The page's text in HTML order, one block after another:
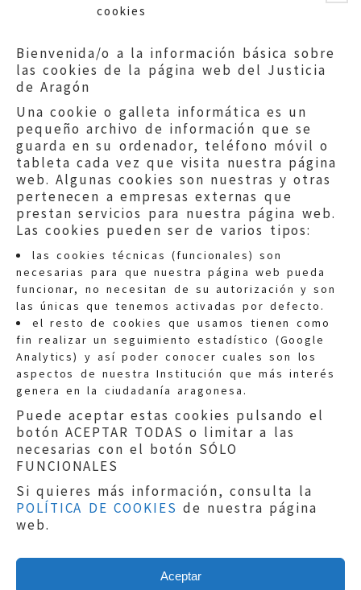
cookies
Bienvenida/o a la información básica sobre
las cookies de la página web del Justicia
de Aragón
Una cookie o galleta informática es un
pequeño archivo de información que se
guarda en su ordenador, teléfono móvil o
tableta cada vez que visita nuestra página
web. Algunas cookies son nuestras y otras
pertenecen a empresas externas que
prestan servicios para nuestra página web.
Las cookies pueden ser de varios tipos:
las cookies técnicas (funcionales) son
necesarias para que nuestra página web pueda
funcionar, no necesitan de su autorización y son
las únicas que tenemos activadas por defecto.
el resto de cookies que usamos tienen como
fin realizar un seguimiento estadístico (Google
Analytics) y así poder conocer cuales son los
aspectos de nuestra Institución que más interés
genera en la ciudadanía aragonesa.
Puede aceptar estas cookies pulsando el
botón ACEPTAR TODAS o limitar a las
necesarias con el botón SÓLO
FUNCIONALES
Si quieres más información, consulta la
POLÍTICA DE COOKIES de nuestra página
web.
Aceptar
Quejas:quejas@eljusticiadearagon.es
Información general:
informacion@eljusticiadearagon.es
Teléfonos:900 210 210/
Aviso legal|Política de privacidad|
Protección de Datos
Política de cookies